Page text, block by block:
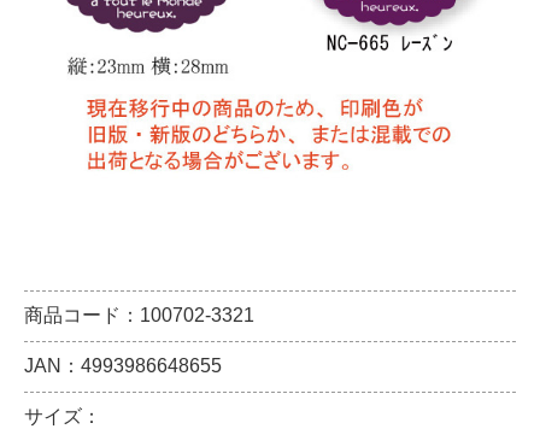
商品コード：100702-3321
JAN：4993986648655
サイズ：